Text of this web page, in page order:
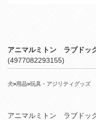
アニマルミトン ラブドッ
(4977082293155)
犬>用品>玩具・アジリティグッズ
アニマルミトン ラブドッ